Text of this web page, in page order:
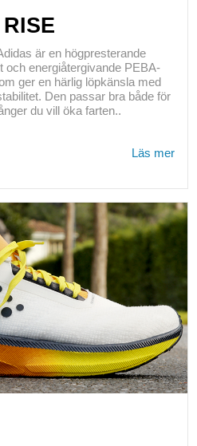
är en högpresterande
och energiåtergivande PEBA-
ger en härlig löpkänsla med
Den passar bra både för
du vill öka farten..
Läs mer